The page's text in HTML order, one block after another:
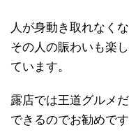
人が身動き取れなく
その人の賑わいも楽
ています。
露店では王道グルメ
できるのでお勧めです